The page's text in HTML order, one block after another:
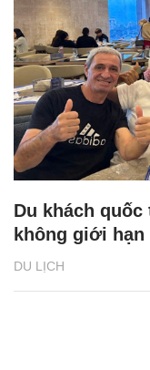
DU LỊCH
Du khách
không giới